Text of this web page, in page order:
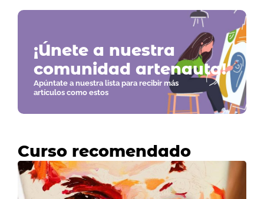
¡Únete a nuestra
comunidad artenauta!
Apúntate a nuestra lista para recibir más
artículos como estos
Curso recomendado